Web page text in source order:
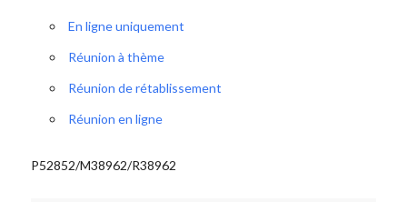
En ligne uniquement
Réunion à thème
Réunion de rétablissement
Réunion en ligne
P52852/M38962/R38962